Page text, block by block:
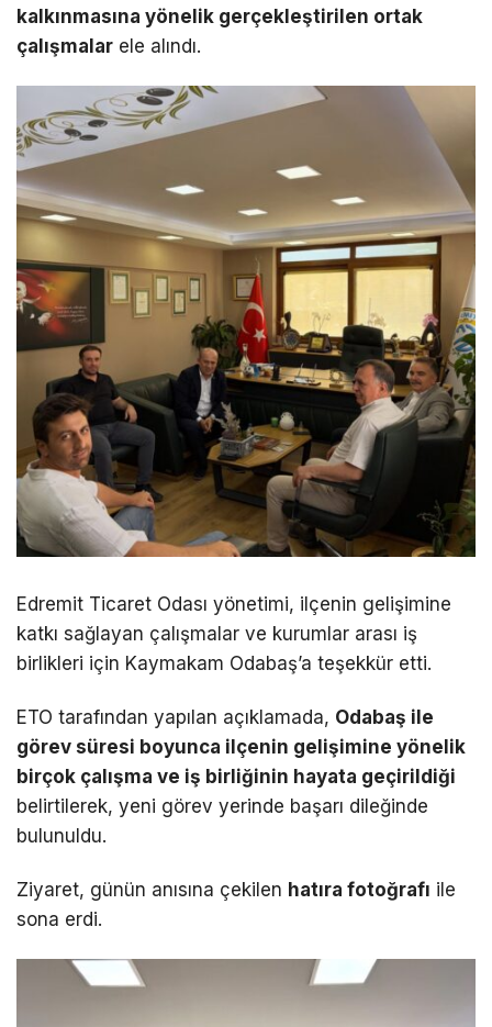
kalkınmasına yönelik gerçekleştirilen ortak
çalışmalar ele alındı.
Edremit Ticaret Odası yönetimi, ilçenin gelişimine
katkı sağlayan çalışmalar ve kurumlar arası iş
birlikleri için Kaymakam Odabaş’a teşekkür etti.
ETO tarafından yapılan açıklamada, Odabaş ile
görev süresi boyunca ilçenin gelişimine yönelik
birçok çalışma ve iş birliğinin hayata geçirildiği
belirtilerek, yeni görev yerinde başarı dileğinde
bulunuldu.
Ziyaret, günün anısına çekilen hatıra fotoğrafı ile
sona erdi.